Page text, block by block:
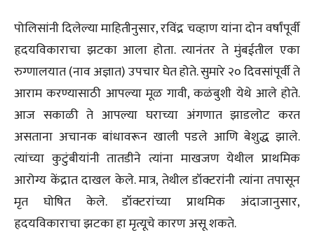
पोलिसांनी दिलेल्या माहितीनुसार, रविंद्र चव्हाण यांना दोन वर्षांपूर्वी
हृदयविकाराचा झटका आला होता. त्यानंतर ते मुंबईतील एका
रुग्णालयात (नाव अज्ञात) उपचार घेत होते. सुमारे २० दिवसांपूर्वी ते
आराम करण्यासाठी आपल्या मूळ गावी, कळंबुशी येथे आले होते.
आज सकाळी ते आपल्या घराच्या अंगणात झाडलोट करत
असताना अचानक बांधावरून खाली पडले आणि बेशुद्ध झाले.
त्यांच्या कुटुंबीयांनी तातडीने त्यांना माखजण येथील प्राथमिक
आरोग्य केंद्रात दाखल केले. मात्र, तेथील डॉक्टरांनी त्यांना तपासून
मृत घोषित केले. डॉक्टरांच्या प्राथमिक अंदाजानुसार,
हृदयविकाराचा झटका हा मृत्यूचे कारण असू शकते.